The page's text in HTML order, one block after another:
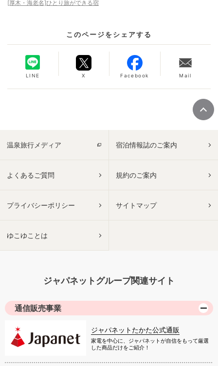
[厚木・海老名]ひとり旅ができる宿
このページをシェアする
LINE X Facebook Mail
温泉旅行メディア 宿泊情報誌のご案内
よくあるご質問 規約のご案内
プライバシーポリシー サイトマップ
ゆこゆことは
ジャパネットグループ関連サイト
通信販売事業
ジャパネットたかた公式通販
家電を中心に、ジャパネットが自信をもって厳選
した商品だけをご紹介！